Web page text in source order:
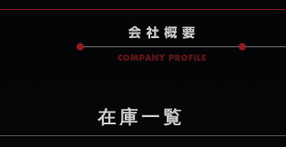
在庫一覧